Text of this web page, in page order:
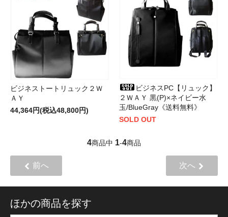
ビジネストートリュック２Ｗ
ＡＹ
44,364円(税込48,800円)
ビジネスPC【リュック】
２ＷＡＹ 黒(P)×ネイビー水
玉/BlueGray《送料無料》
SOLD OUT
4商品中 1-4商品
前へ 次へ
ほかの商品を探す